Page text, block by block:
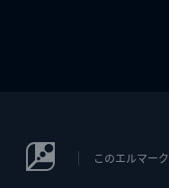
このエルマー